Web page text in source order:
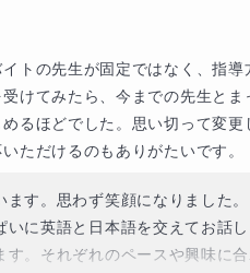
トの先生が固定ではなく、指導
けてみたら、今までの先生とま
るほどでした。思い切って変更
ただけるのもありがたいです。
す。思わず笑顔になりました
いに英語と日本語を交えてお話
。それぞれのペースや興味に